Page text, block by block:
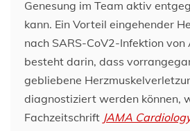
Genesung im Team aktiv
kann. Ein Vorteil eingehender
nach SARS-CoV2-Infektion von
besteht darin, dass
gebliebene
diagnostiziert werden können,
Fachzeitschrift JAMA